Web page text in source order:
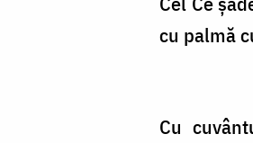
cu palmă
Cu